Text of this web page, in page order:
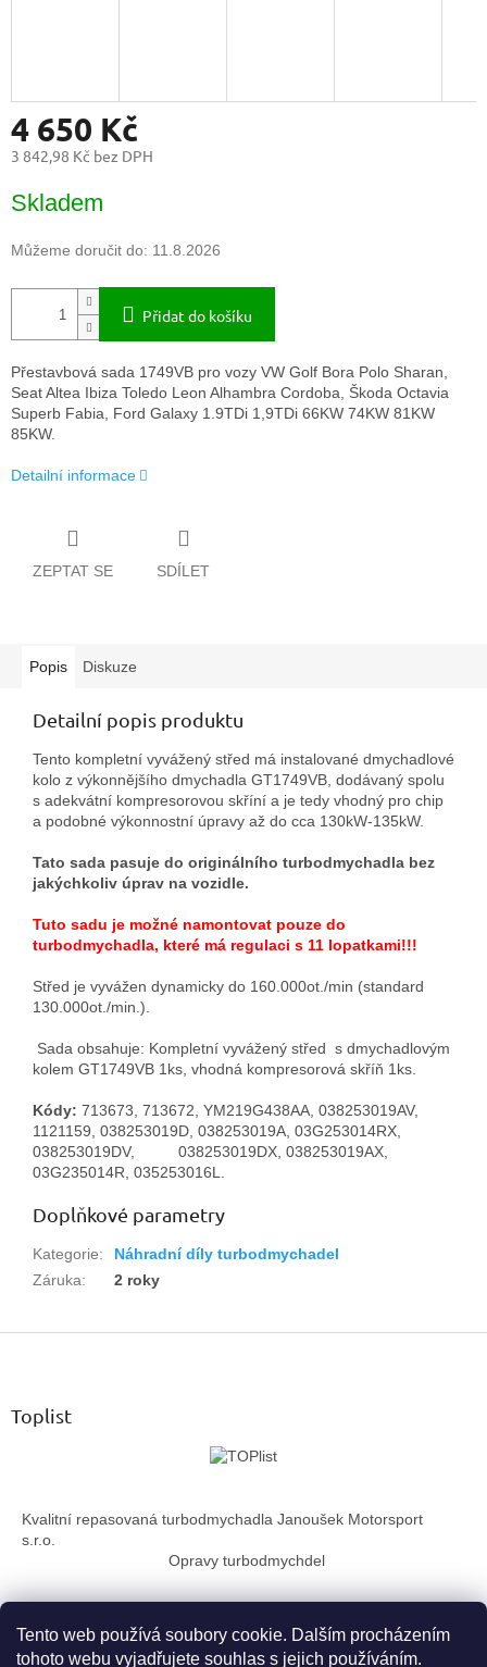
Tento web používá soubory cookie. Dalším procházením
tohoto webu vyjadřujete souhlas s jejich používáním.
4 650 Kč
3 842,98 Kč bez DPH
cena:
Skladem
Můžeme doručit do: 11.8.2026
Přidat do košíku
Přestavbová sada 1749VB pro vozy VW Golf Bora Polo Sharan,
Seat Altea Ibiza Toledo Leon Alhambra Cordoba, Škoda Octavia
Superb Fabia, Ford Galaxy 1.9TDi 1,9TDi 66KW 74KW 81KW
85KW.
Detailní informace
ZEPTAT SE SDÍLET
Popis Diskuze
Detailní popis produktu
Tento kompletní vyvážený střed má instalované dmychadlové
kolo z výkonnějšího dmychadla GT1749VB, dodávaný spolu
s adekvátní kompresorovou skříní a je tedy vhodný pro chip
a podobné výkonnostní úpravy až do cca 130kW-135kW.
Tato sada pasuje do originálního turbodmychadla bez
jakýchkoliv úprav na vozidle.
Tuto sadu je možné namontovat pouze do
turbodmychadla, které má regulaci s 11 lopatkami!!!
Střed je vyvážen dynamicky do 160.000ot./min (standard
130.000ot./min.).
Sada obsahuje: Kompletní vyvážený střed s dmychadlovým
kolem GT1749VB 1ks, vhodná kompresorová skříň 1ks.
Kódy: 713673, 713672, YM219G438AA, 038253019AV,
1121159, 038253019D, 038253019A, 03G253014RX,
038253019DV, 038253019DX, 038253019AX,
03G235014R, 035253016L.
Doplňkové parametry
Kategorie:
Náhradní díly turbodmychadel
Záruka: 2 roky
Z
Toplist
Kvalitní repasovaná turbodmychadla Janoušek Motorsport
s.r.o.
Opravy turbodmychdel